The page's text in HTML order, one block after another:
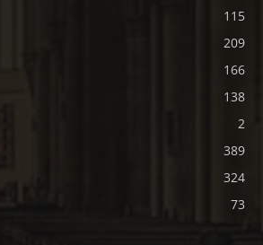
115
209
166
138
2
389
324
73